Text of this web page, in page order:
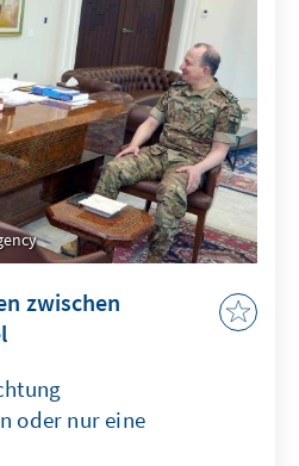
zwischen
oder nur eine